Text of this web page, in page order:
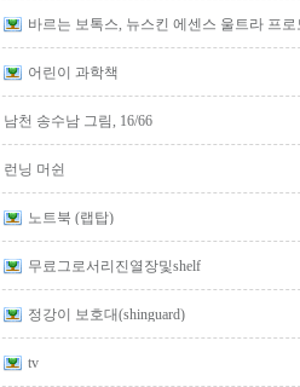
바르는 보톡스, 뉴스킨 에센스 울트라 프로
어린이 과학책
남천 송수남 그림, 16/66
런닝 머쉰
노트북 (랩탑)
무료그로서리진열장및shelf
정강이 보호대(shinguard)
tv